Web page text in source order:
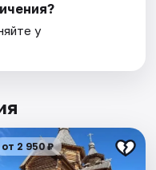
у
от 2 950 ₽